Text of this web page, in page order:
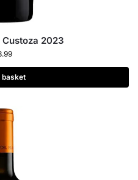
2023
basket